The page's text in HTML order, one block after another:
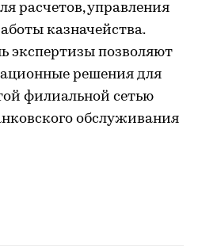
расчетов, управления
казначейства.
экспертизы позволяют
решения для
филиальной сетью
обслуживания